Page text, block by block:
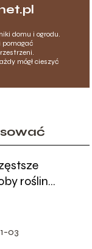
domu i ogrodu.
pomagać
mógł cieszyć
roślin
03